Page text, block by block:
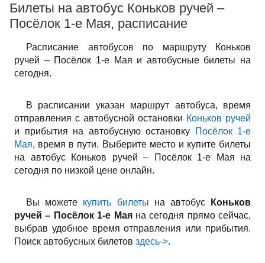
Билеты на автобус Коньков ручей –
Посёлок 1-е Мая, расписание
Расписание автобусов по маршруту Коньков
ручей – Посёлок 1-е Мая и автобусные билеты на
сегодня.
В расписании указан маршрут автобуса, время
отправления с автобусной остановки Коньков ручей
и прибытия на автобусную остановку
Посёлок 1-е
Мая, время в пути. Выберите место и купите билеты
на автобус Коньков ручей – Посёлок 1-е Мая на
сегодня по низкой цене онлайн.
Вы можете купить билеты на автобус
Коньков
ручей – Посёлок 1-е Маяна сегодня прямо сейчас,
выбрав удобное время отправления или прибытия.
Поиск автобусных билетов здесь->.